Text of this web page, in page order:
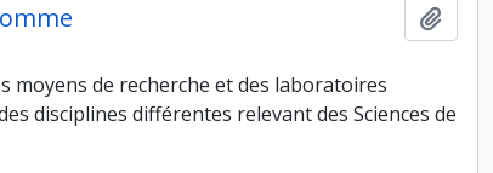
moyens de recherche et des laboratoires
disciplines différentes relevant des Sciences de